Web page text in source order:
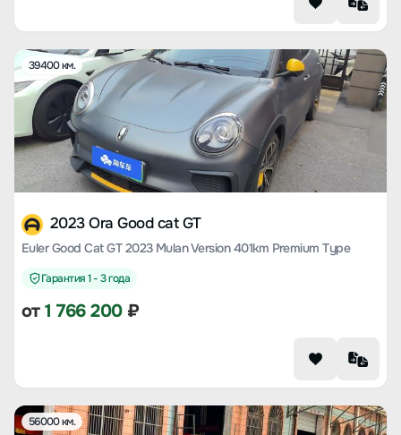
39400 км.
2023 Ora Good cat GT
Euler Good Cat GT 2023 Mulan Version 401km Premium Type
Гарантия 1 - 3 года
от1 766 200₽
56000 км.